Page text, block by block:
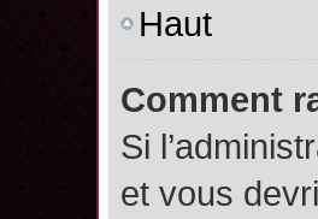
Haut
Comment
Si
et vous